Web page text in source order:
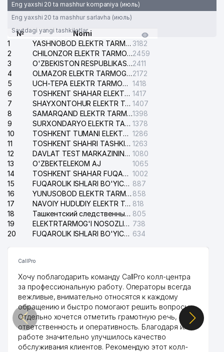
Eng yaxshi 20 ta mashhur kompaniya (июль)
Eng yaxshi 20 ta mashhur sarlavha (июль)
Saytdagi yangi tashkilotlar
№
Nomi
1
YASHNOBOD ELEKTR TARMOG'I NOSOZLIKLARI XIZMATI 3182
2
CHILONZOR ELEKTR TARMOG'I NOSOZLIK XIZMATI2459
3
O'ZBEKISTON RESPUBLIKASI BOSH PROKURATURASI ISHONCH TELEFONI2411
4
OLMAZOR ELEKTR TARMOG'I NOSOZLIKLARI XIZMATI2172
5
UCH-TEPA ELEKTR TARMOG'I NOSOZLIKLARI XIZMATI 1418
6
TOSHKENT SHAHAR ELEKTR TARMOQLARI KORXONASI AJ 1417
7
SHAYXONTOHUR ELEKTR TARMOG'I NOSOZLIKLARINI TUZATISH XIZMATI 1407
8
SAMARQAND ELEKTR TARMOQLARI AJ1398
9
SURXONDARYO ELEKTR TARMOQLARI AJ 1378
10
TOSHKENT TUMANI ELEKTR TARMOG'I AVARIYA XIZMATI 1286
11
TOSHKENT SHAHRI TASHKILOT TELEFONLARI HAQIDA MA'LUMOT BYUROSI 1263
12
DAVLAT TEST MARKAZINING ISHONCH TELEFONLARI 1080
13
O'ZBEKTELEKOM AJ
1065
14
TOSHKENT SHAHAR FUQAROLIK ISHLARI BO'YICHA SUDI 1002
15
FUQAROLIK ISHLARI BO'YICHA YAKKASAROY TUMANLARARO SUDI 887
16
YUNUSOBOD ELEKTR TARMOG'I NOSOZLIKLARI XIZMATI 858
17
NAVOIY HUDUDIY ELEKTR TARMOQLARI KORXONASI AJ 818
18
Ташкентский следственный изолятор 805
19
ELEKTRTARMOG'I NOSOZLIKLARINI TO'ZATISH SERGELI XIZMATI 738
20
FUQAROLIK ISHLARI BO'YICHA UCH-TEPA TUMANI SUDI 634
CallPro
Хочу поблагодарить команду CallPro колл-центра
за профессиональную работу. Операторы всегда
вежливые, внимательно относятся к каждому
обращению и быстро помогают решить вопросы.
Отдельно хочется отметить грамотную речь,
ответственность и оперативность. Благодаря их
работе значительно улучшилось качество
обслуживания клиентов. Рекомендую этот колл-